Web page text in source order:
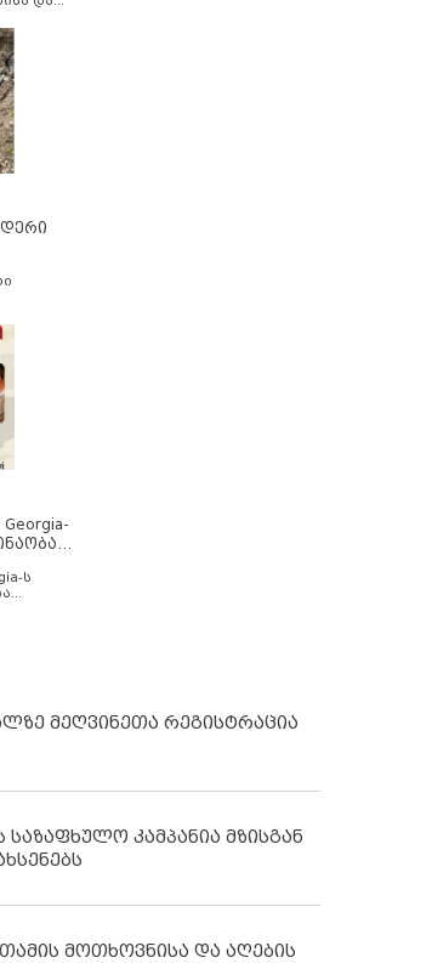
Georgia-
ს
მეღვინეთა რეგისტრაცია
საზაფხულო კამპანია მზისგან
მოთხოვნისა და აღების